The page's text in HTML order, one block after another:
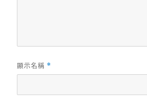
顯示名稱 *